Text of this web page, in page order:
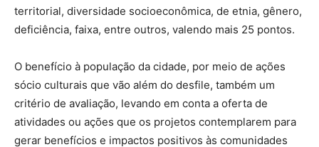
territorial, diversidade socioeconômica, de etnia, gênero,
deficiência, faixa, entre outros, valendo mais 25 pontos.
O benefício à população da cidade, por meio de ações
sócio culturais que vão além do desfile, também um
critério de avaliação, levando em conta a oferta de
atividades ou ações que os projetos contemplarem para
gerar benefícios e impactos positivos às comunidades